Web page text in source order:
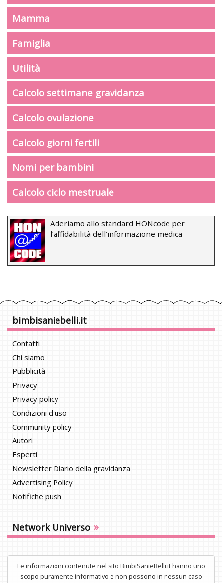
Mamma
Famiglia
Utilità
Calcolo settimane gravidanza
Calcolo ovulazione
Calcolo giorni fertili
Nomi per bambini
Calcolo ciclo mestruale
Aderiamo allo standard HONcode per
l’affidabilità dell’informazione medica
bimbisaniebelli.it
Contatti
Chi siamo
Pubblicità
Privacy
Privacy policy
Condizioni d'uso
Community policy
Autori
Esperti
Newsletter Diario della gravidanza
Advertising Policy
Notifiche push
Network Universo »
Le informazioni contenute nel sito BimbiSanieBelli.it hanno uno
scopo puramente informativo e non possono in nessun caso